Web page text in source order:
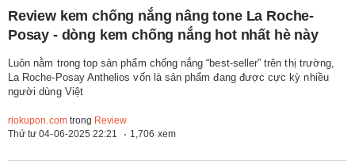
Review kem chống nắng nâng tone La Roche-
Posay - dòng kem chống nắng hot nhất hè này
Luôn nằm trong top sản phẩm chống nắng “best-seller” trên thị trường,
La Roche-Posay Anthelios vốn là sản phẩm đang được cực kỳ nhiều
người dùng Việt
riokupon.comtrong Review
Thứ tư 04-06-2025 22:21
1,706 xem